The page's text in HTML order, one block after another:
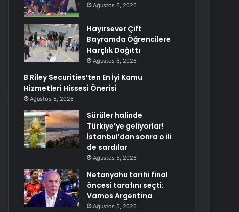
Ağustos 6, 2026
Hayırsever Çift
Bayramda Öğrencilere
Harçlık Dağıttı
Ağustos 6, 2026
B Riley Securities’ten En İyi Kamu
Hizmetleri Hissesi Önerisi
Ağustos 5, 2026
Sürüler halinde
Türkiye’ye geliyorlar!
İstanbul’dan sonra o ili
de sardılar
Ağustos 5, 2026
Netanyahu tarihi final
öncesi tarafını seçti:
Vamos Argentina
Ağustos 5, 2026